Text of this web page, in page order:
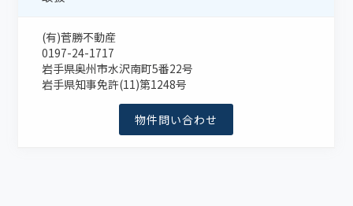
(有)菅勝不動産
0197-24-1717
岩手県奥州市水沢南町5番22号
岩手県知事免許(11)第1248号
物件問い合わせ